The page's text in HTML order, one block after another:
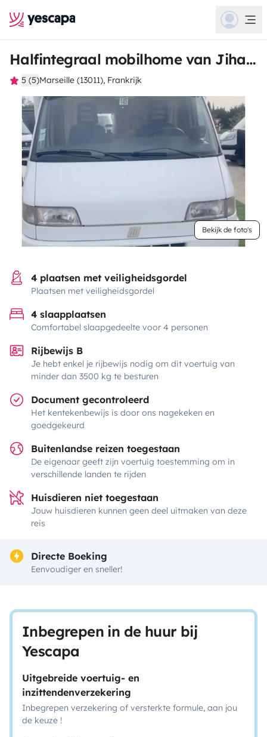
Halfintegraal mobilhome van Jihane
5 (5)Marseille (13011), Frankrijk
Bekijk de foto's
4 plaatsen met veiligheidsgordel
Plaatsen met veiligheidsgordel
4 slaapplaatsen
Comfortabel slaapgedeelte voor 4 personen
Rijbewijs B
Je hebt enkel je rijbewijs nodig om dit voertuig van
minder dan 3500 kg te besturen
Document gecontroleerd
Het kentekenbewijs is door ons nagekeken en
goedgekeurd
Buitenlandse reizen toegestaan
De eigenaar geeft zijn voertuig toestemming om in
verschillende landen te rijden
Huisdieren niet toegestaan
Jouw huisdieren kunnen geen deel uitmaken van deze
reis
Directe Boeking
Eenvoudiger en sneller!
Inbegrepen in de huur bij
Yescapa
Uitgebreide voertuig- en
inzittendenverzekering
Inbegrepen verzekering of versterkte formule, aan jou
de keuze !